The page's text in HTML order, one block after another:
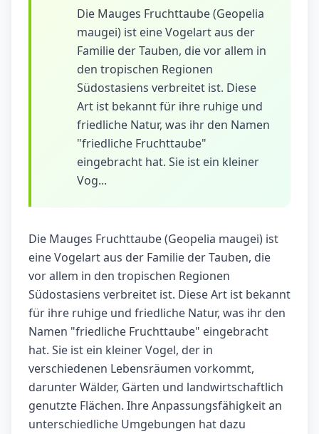
Die Mauges Fruchttaube (Geopelia
maugei) ist eine Vogelart aus der
Familie der Tauben, die vor allem in
den tropischen Regionen
Südostasiens verbreitet ist. Diese
Art ist bekannt für ihre ruhige und
friedliche Natur, was ihr den Namen
"friedliche Fruchttaube"
eingebracht hat. Sie ist ein kleiner
Vog...
Die Mauges Fruchttaube (Geopelia maugei) ist
eine Vogelart aus der Familie der Tauben, die
vor allem in den tropischen Regionen
Südostasiens verbreitet ist. Diese Art ist bekannt
für ihre ruhige und friedliche Natur, was ihr den
Namen "friedliche Fruchttaube" eingebracht
hat. Sie ist ein kleiner Vogel, der in
verschiedenen Lebensräumen vorkommt,
darunter Wälder, Gärten und landwirtschaftlich
genutzte Flächen. Ihre Anpassungsfähigkeit an
unterschiedliche Umgebungen hat dazu